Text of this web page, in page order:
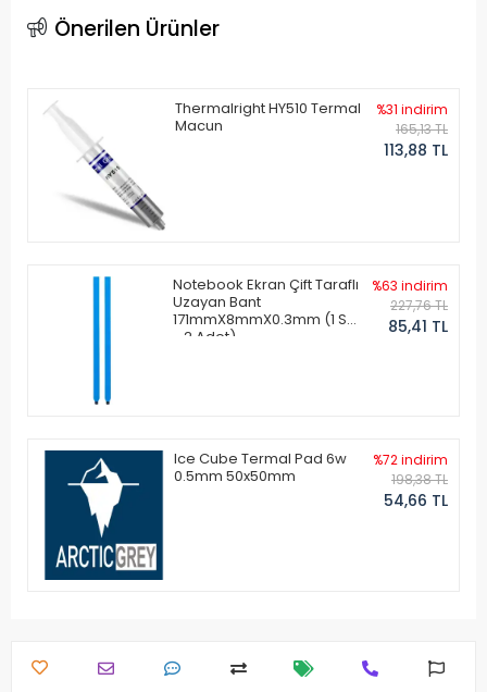
Önerilen Ürünler
Thermalright HY510 Termal
Macun
%31 indirim
165,13 TL
113,88 TL
Notebook Ekran Çift Taraflı
Uzayan Bant
171mmX8mmX0.3mm (1 Set
- 2 Adet)
%63 indirim
227,76 TL
85,41 TL
Ice Cube Termal Pad 6w
0.5mm 50x50mm
%72 indirim
198,38 TL
54,66 TL